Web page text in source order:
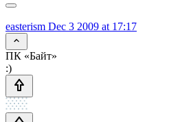
easterism Dec 3 2009 at 17:17
ПК «Байт»
:)